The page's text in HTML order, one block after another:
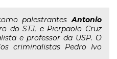
palestrantesAntonio
do STJ, e Pierpaolo Cruz
e professor da USP. O
criminalistas Pedro Ivo